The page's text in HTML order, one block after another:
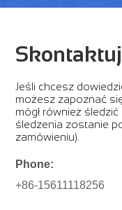
Jeśli chcesz
możesz zapoznać
mógł również
śledzenia zostanie
zamówieniu).
Phone:
+86-15611118256